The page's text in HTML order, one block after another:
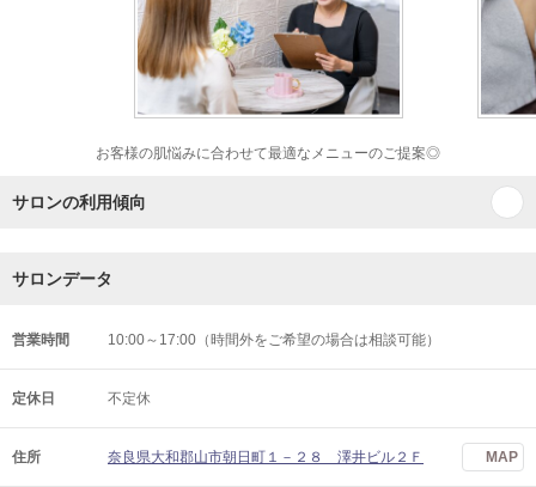
お客様の肌悩みに合わせて最適なメニューのご提案◎
サロンの利用傾向
サロンデータ
営業時間 10:00～17:00（時間外をご希望の場合は相談可能）
定休日 不定休
住所 奈良県大和郡山市朝日町１－２８ 澤井ビル２Ｆ MAP